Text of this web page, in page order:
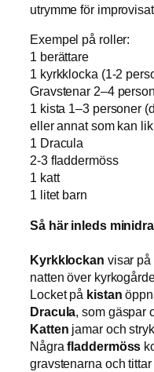
utrymme för
Exempel på roller:
1 berättare
1 kyrkklocka (1-2
Gravstenar 2–4
1 kista 1–3 personer
eller annat som kan
1 Dracula
2-3 fladdermöss
1 katt
1 litet barn
Så här inleds
Kyrkklockan visar på
natten över
Locket på kistan
Dracula , som gäspar
Katten jamar och
Någrafladdermöss
gravstenarna och tittar